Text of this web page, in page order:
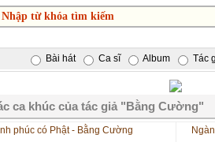
Bài hát Ca sĩ Album Tác
ca khúc của tác giả "Bằng Cường"
phúc có Phật - Bằng Cường